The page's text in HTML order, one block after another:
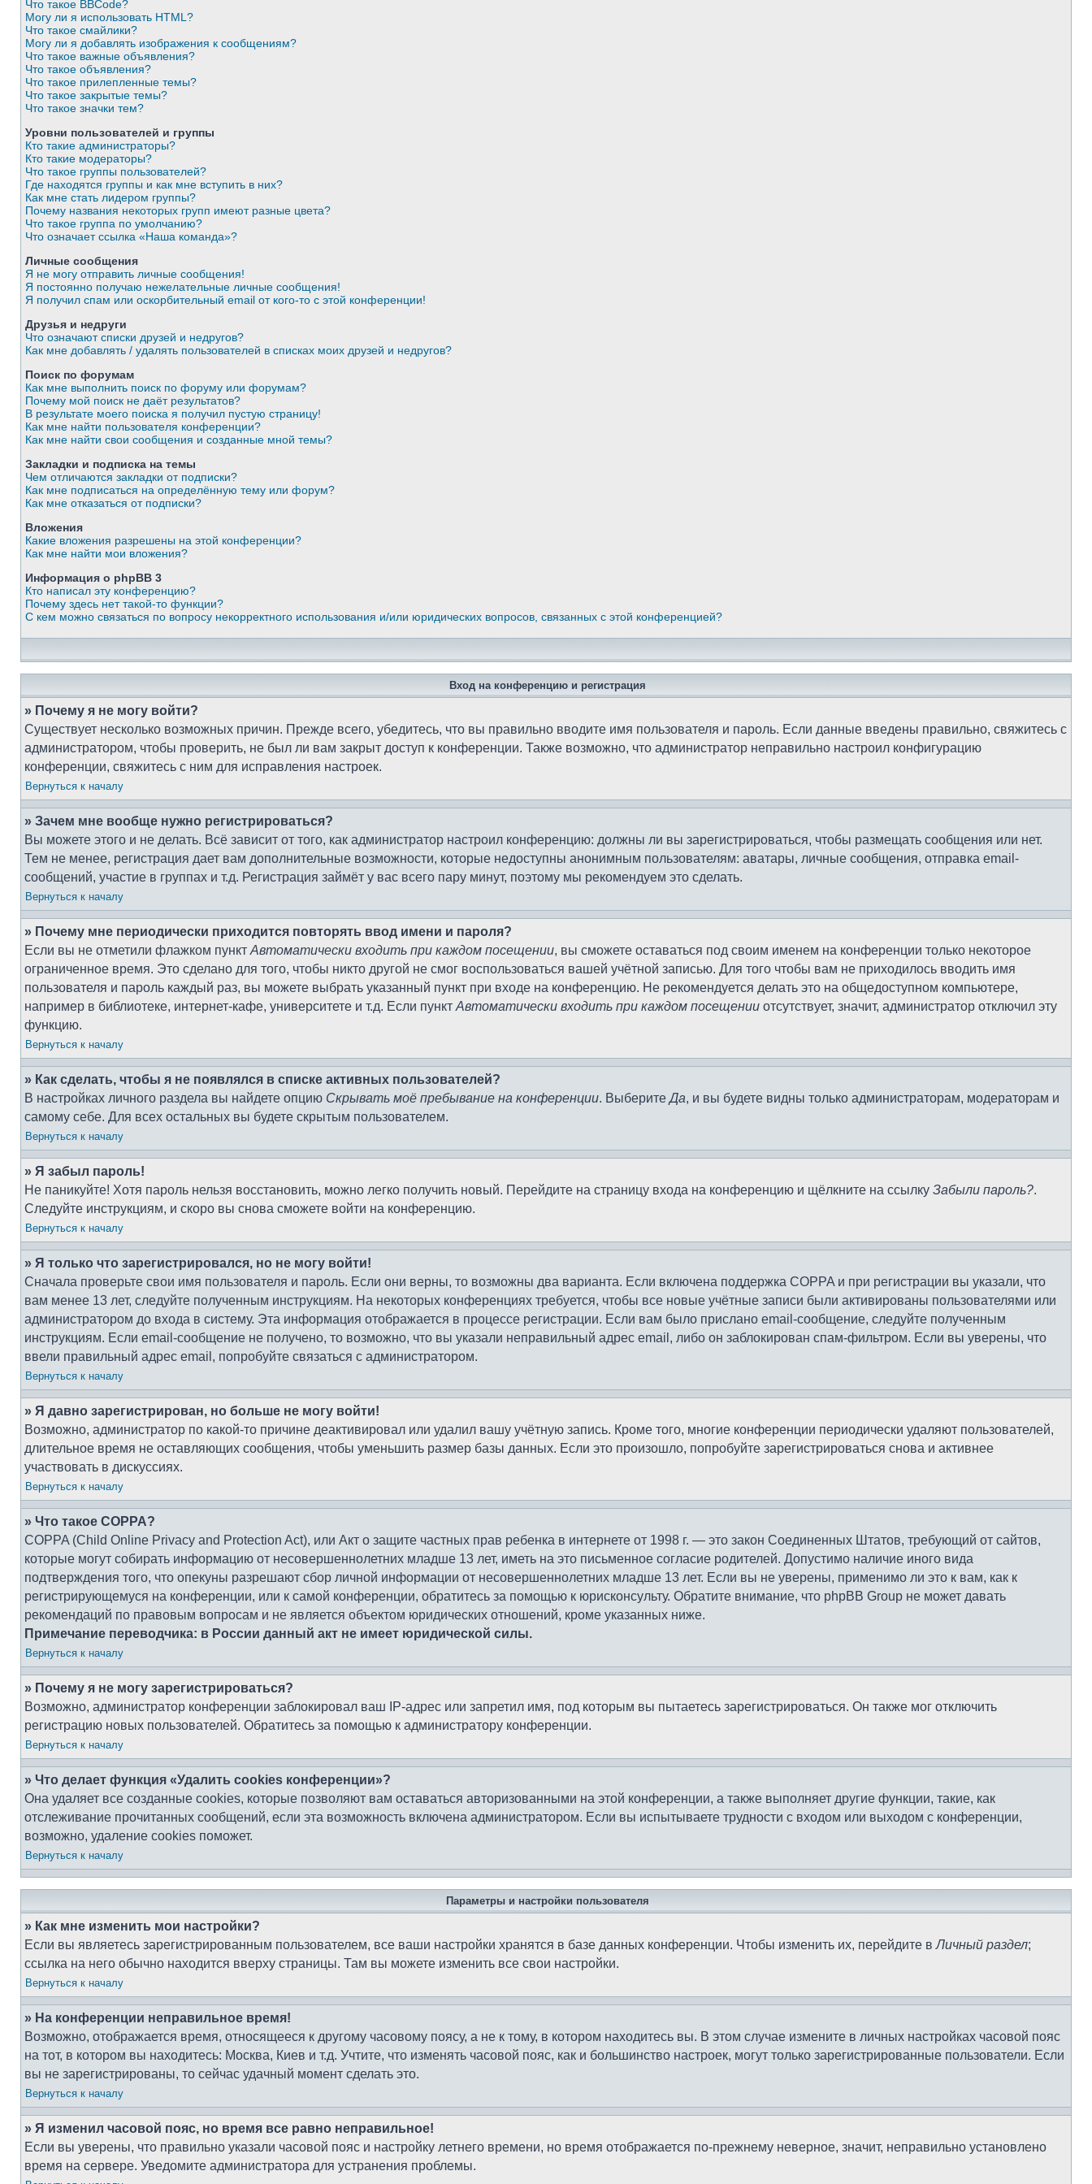
Что такое BBCode?
Могу ли я использовать HTML?
Что такое смайлики?
Могу ли я добавлять изображения к сообщениям?
Что такое важные объявления?
Что такое объявления?
Что такое прилепленные темы?
Что такое закрытые темы?
Что такое значки тем?
Уровни пользователей и группы
Кто такие администраторы?
Кто такие модераторы?
Что такое группы пользователей?
Где находятся группы и как мне вступить в них?
Как мне стать лидером группы?
Почему названия некоторых групп имеют разные цвета?
Что такое группа по умолчанию?
Что означает ссылка «Наша команда»?
Личные сообщения
Я не могу отправить личные сообщения!
Я постоянно получаю нежелательные личные сообщения!
Я получил спам или оскорбительный email от кого-то с этой конференции!
Друзья и недруги
Что означают списки друзей и недругов?
Как мне добавлять / удалять пользователей в списках моих друзей и недругов?
Поиск по форумам
Как мне выполнить поиск по форуму или форумам?
Почему мой поиск не даёт результатов?
В результате моего поиска я получил пустую страницу!
Как мне найти пользователя конференции?
Как мне найти свои сообщения и созданные мной темы?
Закладки и подписка на темы
Чем отличаются закладки от подписки?
Как мне подписаться на определённую тему или форум?
Как мне отказаться от подписки?
Вложения
Какие вложения разрешены на этой конференции?
Как мне найти мои вложения?
Информация о phpBB 3
Кто написал эту конференцию?
Почему здесь нет такой-то функции?
С кем можно связаться по вопросу некорректного использования и/или юридических вопросов, связанных с этой конференцией?
Вход на конференцию и регистрация
» Почему я не могу войти?
Существует несколько возможных причин. Прежде всего, убедитесь, что вы правильно вводите имя пользователя и пароль. Если данные введены правильно, свяжитесь с
администратором, чтобы проверить, не был ли вам закрыт доступ к конференции. Также возможно, что администратор неправильно настроил конфигурацию
конференции, свяжитесь с ним для исправления настроек.
Вернуться к началу
» Зачем мне вообще нужно регистрироваться?
Вы можете этого и не делать. Всё зависит от того, как администратор настроил конференцию: должны ли вы зарегистрироваться, чтобы размещать сообщения или нет.
Тем не менее, регистрация дает вам дополнительные возможности, которые недоступны анонимным пользователям: аватары, личные сообщения, отправка email-
сообщений, участие в группах и т.д. Регистрация займёт у вас всего пару минут, поэтому мы рекомендуем это сделать.
Вернуться к началу
» Почему мне периодически приходится повторять ввод имени и пароля?
Если вы не отметили флажком пункт Автоматически входить при каждом посещении, вы сможете оставаться под своим именем на конференции только некоторое
ограниченное время. Это сделано для того, чтобы никто другой не смог воспользоваться вашей учётной записью. Для того чтобы вам не приходилось вводить имя
пользователя и пароль каждый раз, вы можете выбрать указанный пункт при входе на конференцию. Не рекомендуется делать это на общедоступном компьютере,
например в библиотеке, интернет-кафе, университете и т.д. Если пункт Автоматически входить при каждом посещении отсутствует, значит, администратор отключил эту
функцию.
Вернуться к началу
» Как сделать, чтобы я не появлялся в списке активных пользователей?
В настройках личного раздела вы найдете опцию Скрывать моё пребывание на конференции. ВыберитеДа, и вы будете видны только администраторам, модераторам и
самому себе. Для всех остальных вы будете скрытым пользователем.
Вернуться к началу
» Я забыл пароль!
Не паникуйте! Хотя пароль нельзя восстановить, можно легко получить новый. Перейдите на страницу входа на конференцию и щёлкните на ссылку Забыли пароль?.
Следуйте инструкциям, и скоро вы снова сможете войти на конференцию.
Вернуться к началу
» Я только что зарегистрировался, но не могу войти!
Сначала проверьте свои имя пользователя и пароль. Если они верны, то возможны два варианта. Если включена поддержка COPPA и при регистрации вы указали, что
вам менее 13 лет, следуйте полученным инструкциям. На некоторых конференциях требуется, чтобы все новые учётные записи были активированы пользователями или
администратором до входа в систему. Эта информация отображается в процессе регистрации. Если вам было прислано email-сообщение, следуйте полученным
инструкциям. Если email-сообщение не получено, то возможно, что вы указали неправильный адрес email, либо он заблокирован спам-фильтром. Если вы уверены, что
ввели правильный адрес email, попробуйте связаться с администратором.
Вернуться к началу
» Я давно зарегистрирован, но больше не могу войти!
Возможно, администратор по какой-то причине деактивировал или удалил вашу учётную запись. Кроме того, многие конференции периодически удаляют пользователей,
длительное время не оставляющих сообщения, чтобы уменьшить размер базы данных. Если это произошло, попробуйте зарегистрироваться снова и активнее
участвовать в дискуссиях.
Вернуться к началу
» Что такое COPPA?
COPPA (Child Online Privacy and Protection Act), или Акт о защите частных прав ребенка в интернете от 1998 г. — это закон Соединенных Штатов, требующий от сайтов,
которые могут собирать информацию от несовершеннолетних младше 13 лет, иметь на это письменное согласие родителей. Допустимо наличие иного вида
подтверждения того, что опекуны разрешают сбор личной информации от несовершеннолетних младше 13 лет. Если вы не уверены, применимо ли это к вам, как к
регистрирующемуся на конференции, или к самой конференции, обратитесь за помощью к юрисконсульту. Обратите внимание, что phpBB Group не может давать
рекомендаций по правовым вопросам и не является объектом юридических отношений, кроме указанных ниже.
Примечание переводчика: в России данный акт не имеет юридической силы.
Вернуться к началу
» Почему я не могу зарегистрироваться?
Возможно, администратор конференции заблокировал ваш IP-адрес или запретил имя, под которым вы пытаетесь зарегистрироваться. Он также мог отключить
регистрацию новых пользователей. Обратитесь за помощью к администратору конференции.
Вернуться к началу
» Что делает функция «Удалить cookies конференции»?
Она удаляет все созданные cookies, которые позволяют вам оставаться авторизованными на этой конференции, а также выполняет другие функции, такие, как
отслеживание прочитанных сообщений, если эта возможность включена администратором. Если вы испытываете трудности с входом или выходом с конференции,
возможно, удаление cookies поможет.
Вернуться к началу
Параметры и настройки пользователя
» Как мне изменить мои настройки?
Если вы являетесь зарегистрированным пользователем, все ваши настройки хранятся в базе данных конференции. Чтобы изменить их, перейдите вЛичный раздел;
ссылка на него обычно находится вверху страницы. Там вы можете изменить все свои настройки.
Вернуться к началу
» На конференции неправильное время!
Возможно, отображается время, относящееся к другому часовому поясу, а не к тому, в котором находитесь вы. В этом случае измените в личных настройках часовой пояс
на тот, в котором вы находитесь: Москва, Киев и т.д. Учтите, что изменять часовой пояс, как и большинство настроек, могут только зарегистрированные пользователи. Если
вы не зарегистрированы, то сейчас удачный момент сделать это.
Вернуться к началу
» Я изменил часовой пояс, но время все равно неправильное!
Если вы уверены, что правильно указали часовой пояс и настройку летнего времени, но время отображается по-прежнему неверное, значит, неправильно установлено
время на сервере. Уведомите администратора для устранения проблемы.